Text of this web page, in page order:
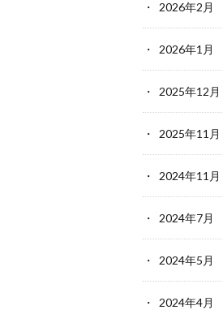
2026年2月
2026年1月
2025年12月
2025年11月
2024年11月
2024年7月
2024年5月
2024年4月